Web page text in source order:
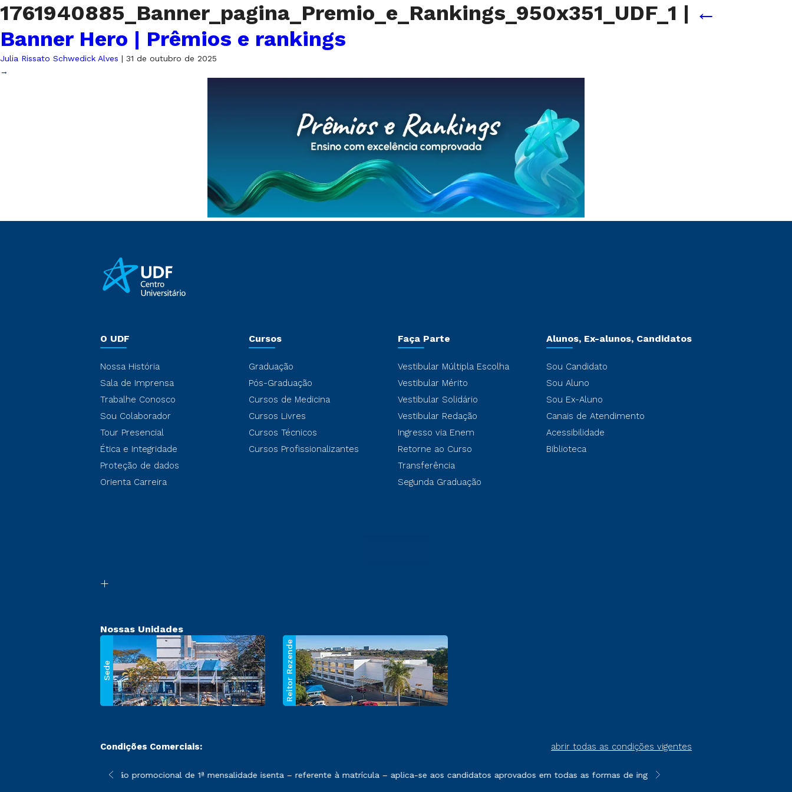
1761940885_Banner_pagina_Premio_e_Rankings_950x351_UDF_1 | ←
Banner Hero | Prêmios e rankings
Julia Rissato Schwedick Alves | 31 de outubro de 2025
→
O UDF
Nossa História
Sala de Imprensa
Trabalhe Conosco
Sou Colaborador
Tour Presencial
Ética e Integridade
Proteção de dados
Orienta Carreira
Cursos
Graduação
Pós-Graduação
Cursos de Medicina
Cursos Livres
Cursos Técnicos
Cursos Profissionalizantes
Faça Parte
Vestibular Múltipla Escolha
Vestibular Mérito
Vestibular Solidário
Vestibular Redação
Ingresso via Enem
Retorne ao Curso
Transferência
Segunda Graduação
Alunos, Ex-alunos, Candidatos
Sou Candidato
Sou Aluno
Sou Ex-Aluno
Canais de Atendimento
Acessibilidade
Biblioteca
Nossas Unidades
Sede Reitor Rezende
Condições Comerciais: abrir todas as condições vigentes
sofrer alterações nos períodos de rematrícula conforme exposto no contrato de prestação de serviços.
*A condição promocional de 1ª mensalidade isenta – referente à matrícula – aplica-se aos candidatos aprovados em todas as formas de ingresso, exceto na prova on-line ou
**Semipresencial é um formato do